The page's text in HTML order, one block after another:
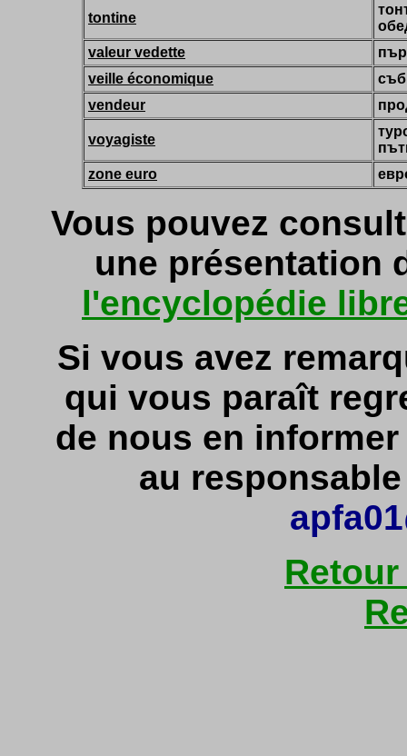
tontine
valeur vedette
veille économique
vendeur
voyagiste
zone euro
Vous pouvez
une présentation
l'encyclopédie
Si vous avez
qui vous paraît
de nous en
au